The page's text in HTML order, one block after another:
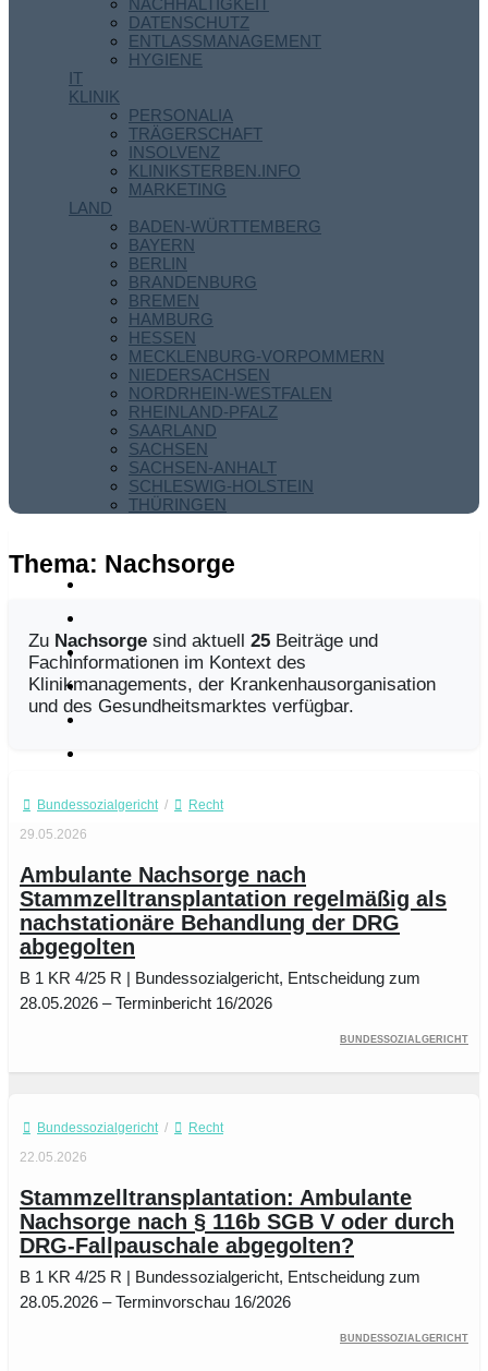
NACHHALTIGKEIT
DATENSCHUTZ
ENTLASSMANAGEMENT
HYGIENE
IT
KLINIK
PERSONALIA
TRÄGERSCHAFT
INSOLVENZ
KLINIKSTERBEN.INFO
MARKETING
LAND
BADEN-WÜRTTEMBERG
BAYERN
BERLIN
BRANDENBURG
BREMEN
HAMBURG
HESSEN
MECKLENBURG-VORPOMMERN
NIEDERSACHSEN
NORDRHEIN-WESTFALEN
RHEINLAND-PFALZ
SAARLAND
SACHSEN
SACHSEN-ANHALT
SCHLESWIG-HOLSTEIN
THÜRINGEN
Thema: Nachsorge
Zu Nachsorge sind aktuell 25 Beiträge und
Fachinformationen im Kontext des
Klinikmanagements, der Krankenhausorganisation
und des Gesundheitsmarktes verfügbar.
Bundessozialgericht /
Recht
29.05.2026
Ambulante Nachsorge nach
Stammzelltransplantation regelmäßig als
nachstationäre Behandlung der DRG
abgegolten
B 1 KR 4/25 R | Bundessozialgericht, Entscheidung zum
28.05.2026 – Terminbericht 16/2026
Bundessozialgericht
Bundessozialgericht /
Recht
22.05.2026
Stammzelltransplantation: Ambulante
Nachsorge nach § 116b SGB V oder durch
DRG-Fallpauschale abgegolten?
B 1 KR 4/25 R | Bundessozialgericht, Entscheidung zum
28.05.2026 – Terminvorschau 16/2026
Bundessozialgericht